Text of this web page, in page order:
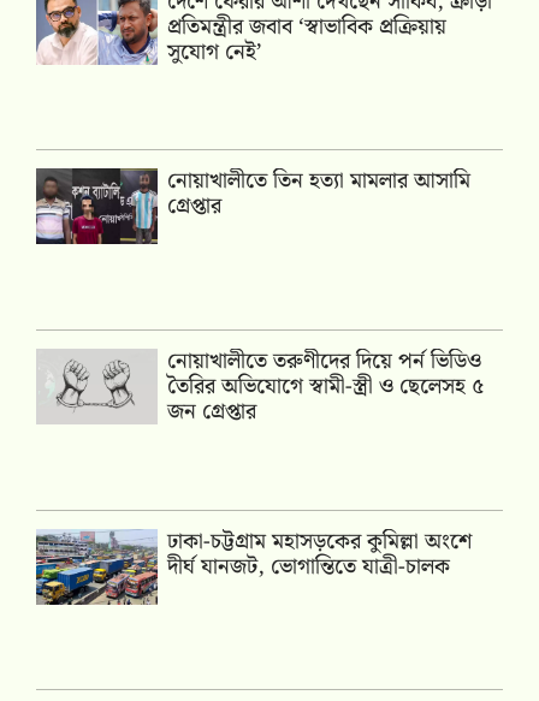
প্রতিমন্ত্রীর জবাব ‘স্বাভাবিক প্রক্রিয়ায়
সুযোগ নেই’
নোয়াখালীতে তিন হত্যা মামলার আসামি
গ্রেপ্তার
নোয়াখালীতে তরুণীদের দিয়ে পর্ন ভিডিও
তৈরির অভিযোগে স্বামী-স্ত্রী ও ছেলেসহ ৫
জন গ্রেপ্তার
ঢাকা-চট্টগ্রাম মহাসড়কের কুমিল্লা অংশে
দীর্ঘ যানজট, ভোগান্তিতে যাত্রী-চালক